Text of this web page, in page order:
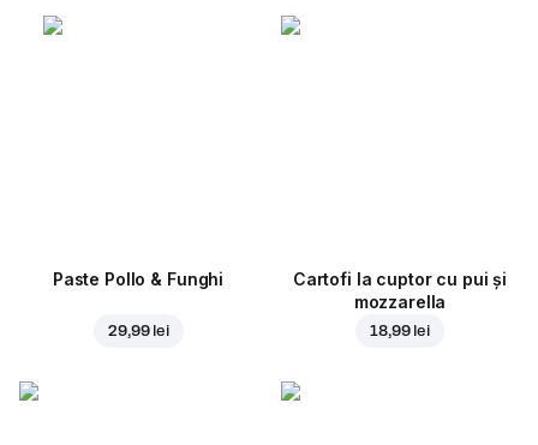
Paste Pollo & Funghi
29,99 lei
Cartofi la cuptor cu pui și
mozzarella
18,99 lei